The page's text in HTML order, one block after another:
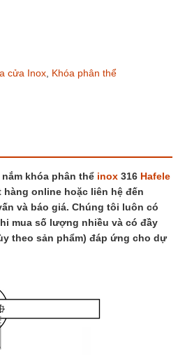
cửa Inox, Khóa phân thể
khóa phân thể inox316 Hafele
hàng online hoặc liên hệ đến
và báo giá. Chúng tôi luôn có
mua số lượng nhiều và có đầy
theo sản phẩm) đáp ứng cho dự